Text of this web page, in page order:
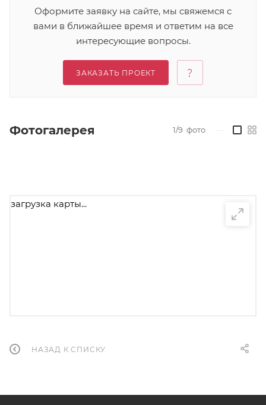
Оформите заявку на сайте, мы свяжемся с
вами в ближайшее время и ответим на все
интересующие вопросы.
ЗАКАЗАТЬ ПРОЕКТ
Фотогалерея 1/9 фото
загрузка карты...
НАЗАД К СПИСКУ